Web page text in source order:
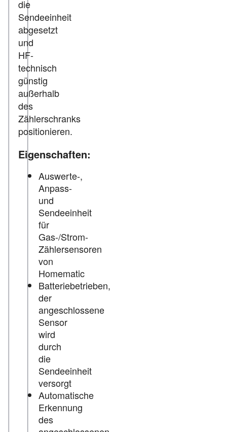
die
Sendeeinheit
abgesetzt
und
HF-
technisch
günstig
außerhalb
des
Zählerschranks
positionieren.
Eigenschaften:
Auswerte-,
Anpass-
und
Sendeeinheit
für
Gas-/Strom-
Zählersensoren
von
Homematic
Batteriebetrieben,
der
angeschlossene
Sensor
wird
durch
die
Sendeeinheit
versorgt
Automatische
Erkennung
des